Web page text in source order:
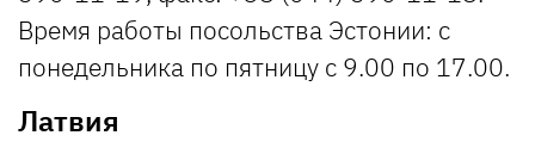
Время работы посольства Эстонии: с
понедельника по пятницу с 9.00 по 17.00.
Латвия